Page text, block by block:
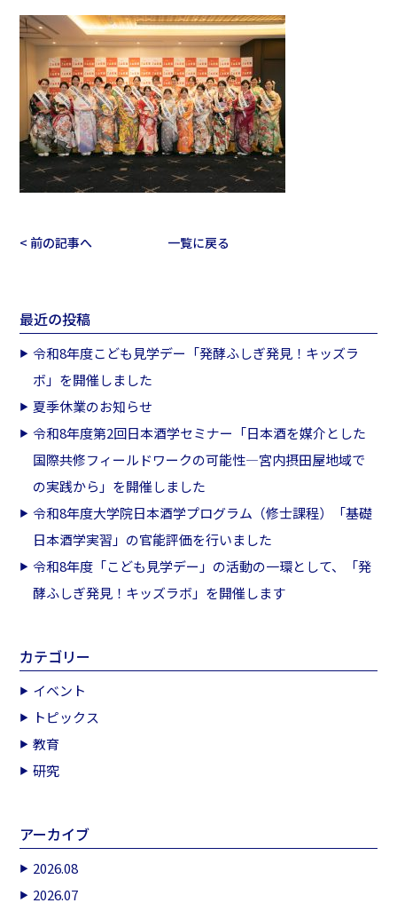
< 前の記事へ 一覧に戻る
最近の投稿
令和8年度こども見学デー「発酵ふしぎ発見！キッズラ
ボ」を開催しました
夏季休業のお知らせ
令和8年度第2回日本酒学セミナー「日本酒を媒介とした
国際共修フィールドワークの可能性―宮内摂田屋地域で
の実践から」を開催しました
令和8年度大学院日本酒学プログラム（修士課程）「基礎
日本酒学実習」の官能評価を行いました
令和8年度「こども見学デー」の活動の一環として、「発
酵ふしぎ発見！キッズラボ」を開催します
カテゴリー
イベント
トピックス
教育
研究
アーカイブ
2026.08
2026.07